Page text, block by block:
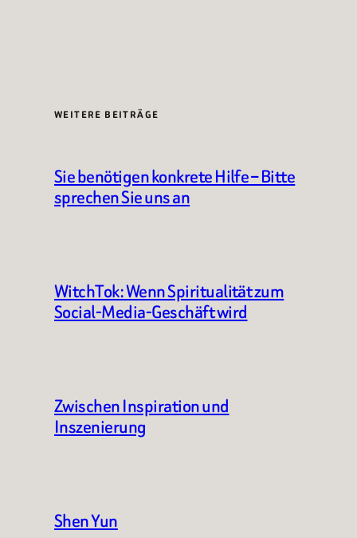
WEITERE BEITRÄGE
Sie benötigen konkrete Hilfe – Bitte
sprechen Sie uns an
WitchTok: Wenn Spiritualität zum
Social-Media-Geschäft wird
Zwischen Inspiration und
Inszenierung
Shen Yun